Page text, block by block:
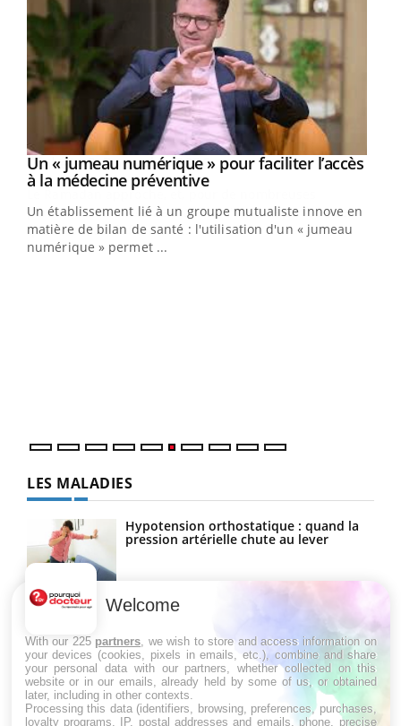
Youtube
Un « jumeau numérique » pour faciliter l’accès
à la médecine préventiveYoutube
Un établissement lié à un groupe mutualiste innove en
matière de bilan de santé : l'utilisation d'un « jumeau
numérique » permet ...
LES MALADIES
Hypotension orthostatique : quand la
pression artérielle chute au lever
Drépanocytose : une déformation des
Maladie de Charcot (Sclérose latérale
amyotrophique)
Welcome
With our 225 partners , we wish to store and access information on
your devices (cookies, pixels in emails, etc.), combine and share
your personal data with our partners, whether collected on this
website or in our emails, already held by some of us, or obtained
later, including in other contexts.
Processing this data (identifiers, browsing, preferences, purchases,
loyalty programs, IP, postal addresses and emails, phone, precise